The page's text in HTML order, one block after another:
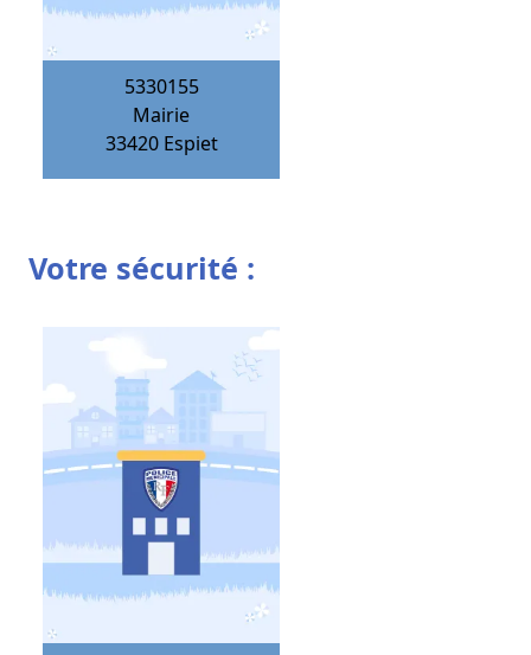
5330155
Mairie
33420 Espiet
Votre sécurité :